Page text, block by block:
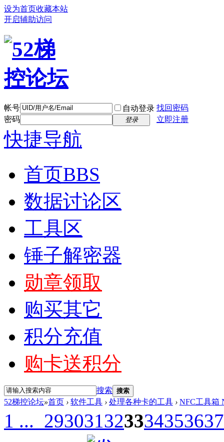
设为首页收藏本站
开启辅助访问
帐号 自动登录 找回密码
密码
登录 立即注册
快捷导航
首页BBS
数据讨论区
工具区
锤子解密器
勋章领取
购买其它
积分充值
购卡送积分
搜索 搜索
52梯控论坛»首页 › 软件工具 › 处理各种卡的工具 › NFC工具箱
1 ... 293031323334353637